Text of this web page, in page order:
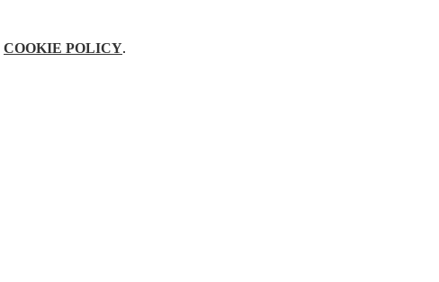
COOKIE POLICY.